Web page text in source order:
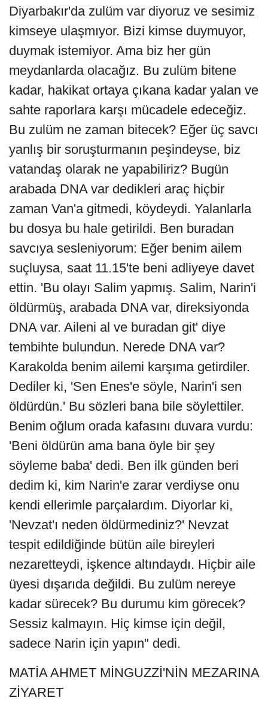
Diyarbakır'da zulüm var diyoruz ve sesimiz
kimseye ulaşmıyor. Bizi kimse duymuyor,
duymak istemiyor. Ama biz her gün
meydanlarda olacağız. Bu zulüm bitene
kadar, hakikat ortaya çıkana kadar yalan ve
sahte raporlara karşı mücadele edeceğiz.
Bu zulüm ne zaman bitecek? Eğer üç savcı
yanlış bir soruşturmanın peşindeyse, biz
vatandaş olarak ne yapabiliriz? Bugün
arabada DNA var dedikleri araç hiçbir
zaman Van'a gitmedi, köydeydi. Yalanlarla
bu dosya bu hale getirildi. Ben buradan
savcıya sesleniyorum: Eğer benim ailem
suçluysa, saat 11.15'te beni adliyeye davet
ettin. 'Bu olayı Salim yapmış. Salim, Narin'i
öldürmüş, arabada DNA var, direksiyonda
DNA var. Aileni al ve buradan git' diye
tembihte bulundun. Nerede DNA var?
Karakolda benim ailemi karşıma getirdiler.
Dediler ki, 'Sen Enes'e söyle, Narin'i sen
öldürdün.' Bu sözleri bana bile söylettiler.
Benim oğlum orada kafasını duvara vurdu:
'Beni öldürün ama bana öyle bir şey
söyleme baba' dedi. Ben ilk günden beri
dedim ki, kim Narin'e zarar verdiyse onu
kendi ellerimle parçalardım. Diyorlar ki,
'Nevzat'ı neden öldürmediniz?' Nevzat
tespit edildiğinde bütün aile bireyleri
nezaretteydi, işkence altındaydı. Hiçbir aile
üyesi dışarıda değildi. Bu zulüm nereye
kadar sürecek? Bu durumu kim görecek?
Sessiz kalmayın. Hiç kimse için değil,
sadece Narin için yapın" dedi.
MATİA AHMET MİNGUZZİ'NİN MEZARINA
ZİYARET